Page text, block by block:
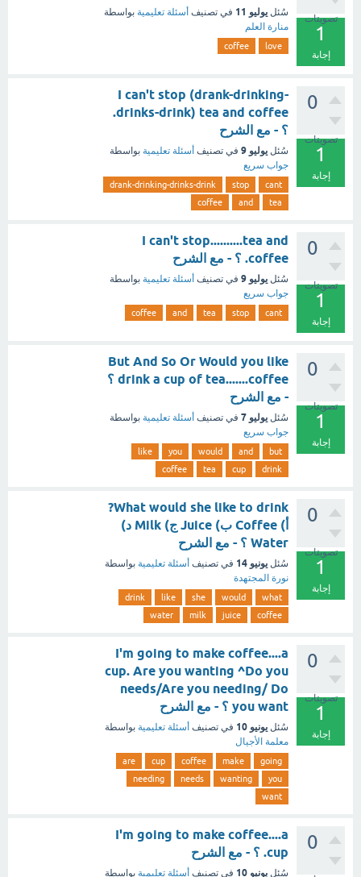
تصويتات
1
إجابة
سُئل يوليو 11 في تصنيف أسئلة تعليمية بواسطة
منارة العلم
love
coffee
0
تصويتات
1
إجابة
I can't stop (drank-drinking-
drinks-drink) tea and coffee.
؟ - مع الشرح
سُئل يوليو 9 في تصنيف أسئلة تعليمية بواسطة
جواب سريع
cant
stop
drank-drinking-drinks-drink
tea
and
coffee
0
تصويتات
1
إجابة
I can't stop..........tea and
coffee. ؟ - مع الشرح
سُئل يوليو 9 في تصنيف أسئلة تعليمية بواسطة
جواب سريع
cant
stop
tea
and
coffee
0
تصويتات
1
إجابة
But And So Or Would you like
drink a cup of tea.......coffee ؟
- مع الشرح
سُئل يوليو 7 في تصنيف أسئلة تعليمية بواسطة
جواب سريع
but
and
would
you
like
drink
cup
tea
coffee
0
تصويتات
1
إجابة
What would she like to drink?
أ) Coffee ب) Juice ج) Milk د)
Water ؟ - مع الشرح
سُئل يونيو 14 في تصنيف أسئلة تعليمية بواسطة
نورة المجتهدة
what
would
she
like
drink
coffee
juice
milk
water
0
تصويتات
1
إجابة
I'm going to make coffee....a
cup. Are you wanting ^Do you
needs/Are you needing/ Do
you want ؟ - مع الشرح
سُئل يونيو 10 في تصنيف أسئلة تعليمية بواسطة
معلمة الأجيال
going
make
coffee
cup
are
you
wanting
needs
needing
want
0
I'm going to make coffee....a
cup. ؟ - مع الشرح
سُئل يونيو 10 في تصنيف أسئلة تعليمية بواسطة